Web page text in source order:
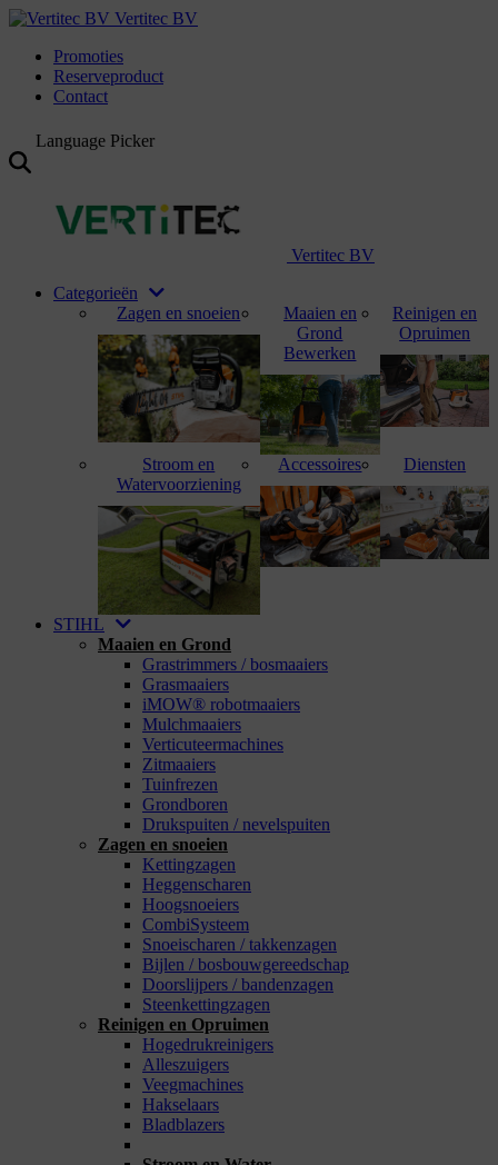
Vertitec BV
Promoties
Reserveproduct
Contact
Language Picker
Vertitec BV
Categorieën
Zagen en snoeien
Maaien en
Grond
Bewerken
Reinigen en
Opruimen
Stroom en
Watervoorziening
Accessoires Diensten
STIHL
Maaien en Grond
Grastrimmers / bosmaaiers
Grasmaaiers
iMOW® robotmaaiers
Mulchmaaiers
Verticuteermachines
Zitmaaiers
Tuinfrezen
Grondboren
Drukspuiten / nevelspuiten
Zagen en snoeien
Kettingzagen
Heggenscharen
Hoogsnoeiers
CombiSysteem
Snoeischaren / takkenzagen
Bijlen / bosbouwgereedschap
Doorslijpers / bandenzagen
Steenkettingzagen
Reinigen en Opruimen
Hogedrukreinigers
Alleszuigers
Veegmachines
Hakselaars
Bladblazers